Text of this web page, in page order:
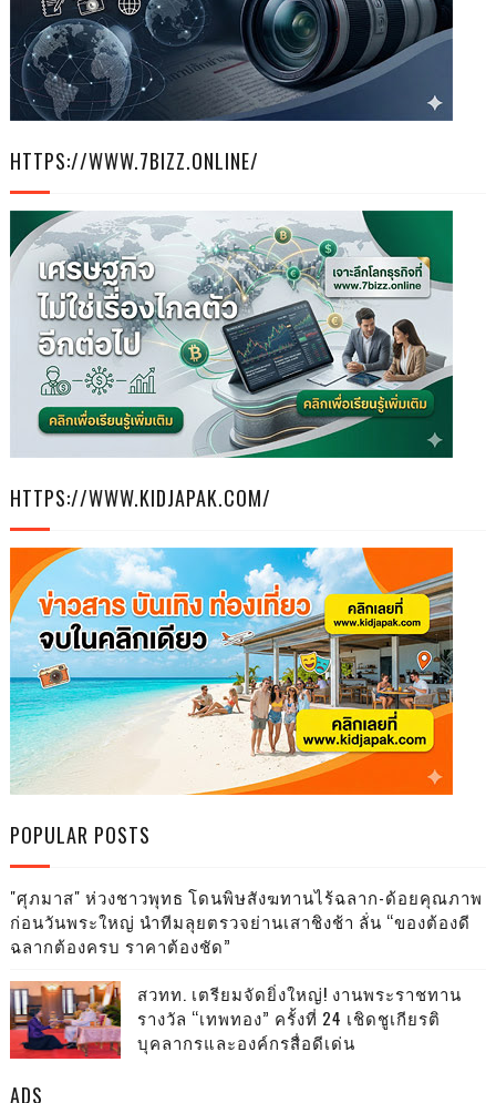
HTTPS://WWW.7BIZZ.ONLINE/
HTTPS://WWW.KIDJAPAK.COM/
POPULAR POSTS
"ศุภมาส" ห่วงชาวพุทธ โดนพิษสังฆทานไร้ฉลาก-ด้อยคุณภาพ
ก่อนวันพระใหญ่ นำทีมลุยตรวจย่านเสาชิงช้า ลั่น “ของต้องดี
ฉลากต้องครบ ราคาต้องชัด”
สวทท. เตรียมจัดยิ่งใหญ่! งานพระราชทาน
รางวัล “เทพทอง” ครั้งที่ 24 เชิดชูเกียรติ
บุคลากรและองค์กรสื่อดีเด่น
ADS